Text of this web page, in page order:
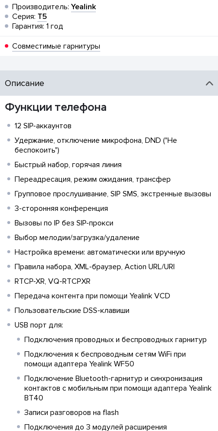
Производитель: Yealink
Серия: T5
Гарантия: 1 год
Совместимые гарнитуры
Описание
Функции телефона
12 SIP-аккаунтов
Удержание, отключение микрофона, DND ("Не
беспокоить")
Быстрый набор, горячая линия
Переадресация, режим ожидания, трансфер
Групповое прослушивание, SIP SMS, экстренные вызовы
3-сторонняя конференция
Вызовы по IP без SIP-прокси
Выбор мелодии/загрузка/удаление
Настройка времени: автоматически или вручную
Правила набора, XML-браузер, Action URL/URI
RTCP-XR, VQ-RTCPXR
Передача контента при помощи Yealink VCD
Пользовательские DSS-клавиши
USB порт для:
Подключения проводных и беспроводных гарнитур
Подключения к беспроводным сетям WiFi при
помощи адаптера Yealink WF50
Подключение Bluetooth-гарнитур и синхронизация
контактов с мобильным при помощи адаптера Yealink
BT40
Записи разговоров на flash
Подключения до 3 модулей расширения